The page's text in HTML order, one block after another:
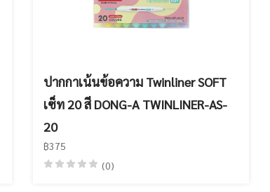
ปากกาเน้นข้อความ Twinliner SOFT
เซ็ท 20 สี DONG-A TWINLINER-AS-
20
฿375
(0)